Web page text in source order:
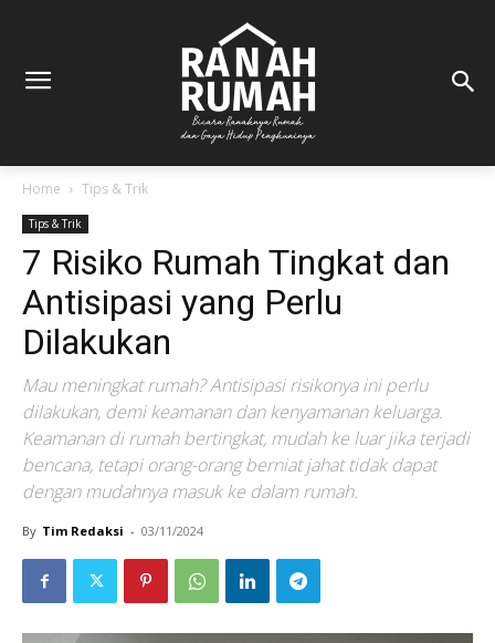
Home Tips & Trik
Tips & Trik
7 Risiko Rumah Tingkat dan
Antisipasi yang Perlu
Dilakukan
Mau meningkat rumah? Antisipasi risikonya ini perlu
dilakukan, demi keamanan dan kenyamanan keluarga.
Keamanan di rumah bertingkat, mudah ke luar jika terjadi
bencana, tetapi orang-orang berniat jahat tidak dapat
dengan mudahnya masuk ke dalam rumah.
By Tim Redaksi - 03/11/2024